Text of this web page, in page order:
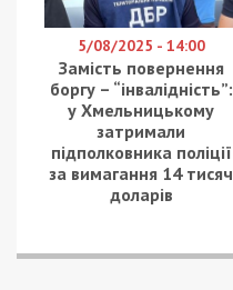
5/08/2025 - 14:00
Замість повернення
боргу – “інвалідність”:
у Хмельницькому
затримали
підполковника поліції
за вимагання 14 тисяч
доларів